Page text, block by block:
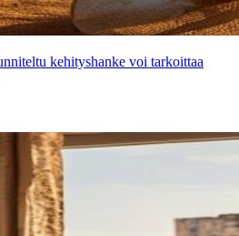
kehityshanke voi tarkoittaa